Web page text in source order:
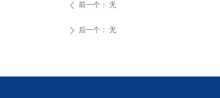
ꄴ 前一个： 无
ꄲ 后一个： 无